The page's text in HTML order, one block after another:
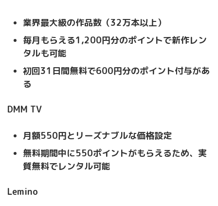
業界最大級の作品数（32万本以上）
毎月もらえる1,200円分のポイントで新作レン
タルも可能
初回31日間無料で600円分のポイント付与があ
る
DMM TV
月額550円とリーズナブルな価格設定
無料期間中に550ポイントがもらえるため、実
質無料でレンタル可能
Lemino